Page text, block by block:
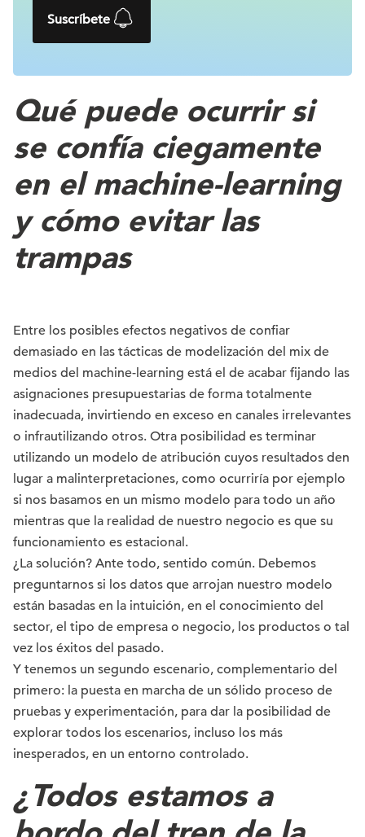
Suscríbete
Qué puede ocurrir si
se confía ciegamente
en el machine-learning
y cómo evitar las
trampas
Entre los posibles efectos negativos de confiar
demasiado en las tácticas de modelización del mix de
medios del machine-learning está el de acabar fijando las
asignaciones presupuestarias de forma totalmente
inadecuada, invirtiendo en exceso en canales irrelevantes
o infrautilizando otros. Otra posibilidad es terminar
utilizando un modelo de atribución cuyos resultados den
lugar a malinterpretaciones, como ocurriría por ejemplo
si nos basamos en un mismo modelo para todo un año
mientras que la realidad de nuestro negocio es que su
funcionamiento es estacional.
¿La solución? Ante todo, sentido común. Debemos
preguntarnos si los datos que arrojan nuestro modelo
están basadas en la intuición, en el conocimiento del
sector, el tipo de empresa o negocio, los productos o tal
vez los éxitos del pasado.
Y tenemos un segundo escenario, complementario del
primero: la puesta en marcha de un sólido proceso de
pruebas y experimentación, para dar la posibilidad de
explorar todos los escenarios, incluso los más
inesperados, en un entorno controlado.
¿Todos estamos a